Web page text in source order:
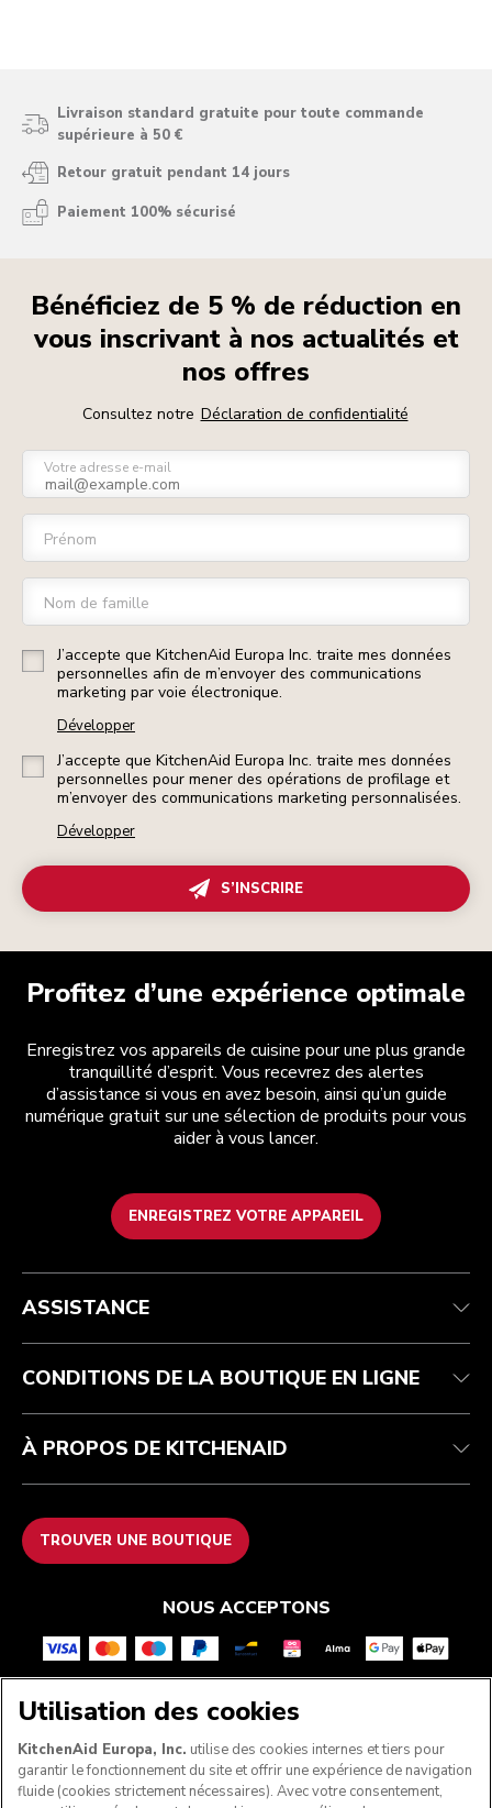
Livraison standard gratuite pour toute commande
supérieure à 50 €
Retour gratuit pendant 14 jours
Paiement 100% sécurisé
Bénéficiez de 5 % de réduction en
vous inscrivant à nos actualités et
nos offres
Consultez notre Déclaration de confidentialité
Votre adresse e-mail
Prénom
Nom de famille
J’accepte que KitchenAid Europa Inc. traite mes données
personnelles afin de m’envoyer des communications
marketing par voie électronique.
Développer
J’accepte que KitchenAid Europa Inc. traite mes données
personnelles pour mener des opérations de profilage et
m’envoyer des communications marketing personnalisées.
Développer
S’INSCRIRE
Profitez d’une expérience optimale
Enregistrez vos appareils de cuisine pour une plus grande
tranquillité d’esprit. Vous recevrez des alertes
d’assistance si vous en avez besoin, ainsi qu’un guide
numérique gratuit sur une sélection de produits pour vous
aider à vous lancer.
ENREGISTREZ VOTRE APPAREIL
Health Check
Suivez votre commande
Garantie et documents
Recupel
Conditions générales de vente
Retours et remboursements
Imprint
ODR
La marque
Trouver une boutique
ASSISTANCE
CONDITIONS DE LA BOUTIQUE EN LIGNE
À PROPOS DE KITCHENAID
TROUVER UNE BOUTIQUE
NOUS ACCEPTONS
SUIVEZ-NOUS
Utilisation des cookies
KitchenAid Europa, Inc. utilise des cookies internes et tiers pour
garantir le fonctionnement du site et offrir une expérience de navigation
fluide (cookies strictement nécessaires). Avec votre consentement,